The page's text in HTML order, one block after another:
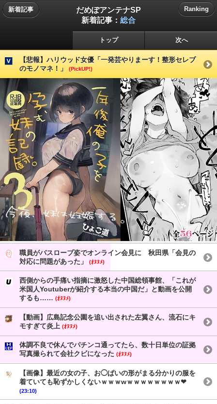
新着記事
だめぽアンテナSP
新着記事： 総合
Ranking
トップ 次へ
【悲報】ハリウッド女優「一発芸やりまーす！整形セレブ
のモノマネ！」
(PickUP!)
職員がバスローブ姿でオンライン会見に 秋田県「会見の
対応に問題があった」
(ｵﾇﾇﾒ)
西側からの手痛い指摘に激怒した中国総領事館、「これが
米国人Youtuberが紹介する本当の中国だ」と動画を公開
するも…… (ｵﾇﾇﾒ)
【動画】広島記念公園を追い出された左翼さん、流石にキ
モすぎて炎上 (ｵﾇﾇﾒ)
体調不良で休んでパチンコ通ってたら、数十日単位の証拠
写真撮られて会社クビになった (ｵﾇﾇﾒ)
【画像】最近の女の子、お◯ぱいの形がまる分かりの服を
着ていても恥ずかしくないｗｗｗwｗｗｗｗｗｗｗｗ❤
(23:10)